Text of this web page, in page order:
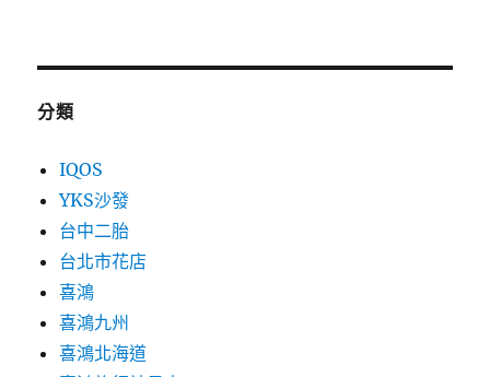
分類
IQOS
YKS沙發
台中二胎
台北市花店
喜鴻
喜鴻九州
喜鴻北海道